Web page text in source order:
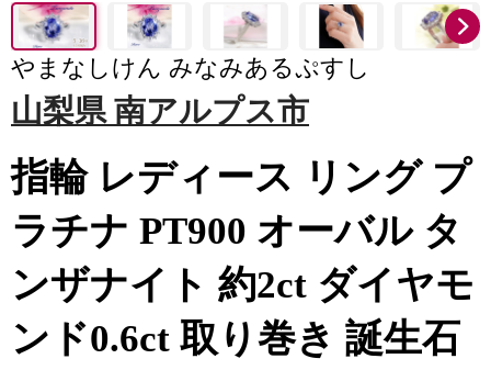
やまなしけん みなみあるぷすし
山梨県 南アルプス市
指輪 レディース リング プ
ラチナ PT900 オーバル タ
ンザナイト 約2ct ダイヤモ
ンド0.6ct 取り巻き 誕生石